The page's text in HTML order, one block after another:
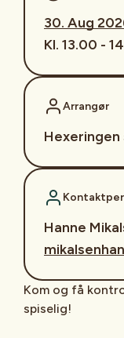
30. Aug
Kl. 13.00 -
Arrangør
Hanne
Kom og få
spiselig!